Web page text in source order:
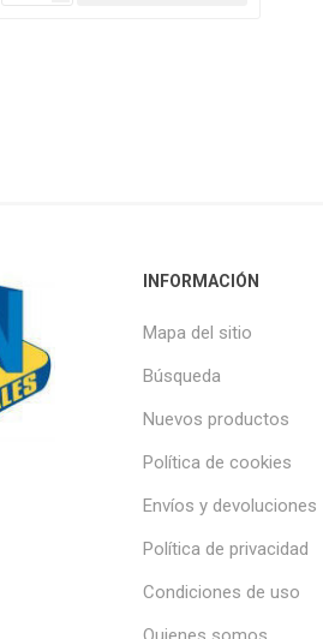
INFORMACIÓN
Mapa del sitio
Búsqueda
Nuevos productos
Política de cookies
Envíos y devoluciones
Política de privacidad
Condiciones de uso